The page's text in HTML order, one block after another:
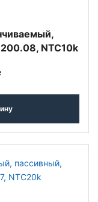
NTC10k